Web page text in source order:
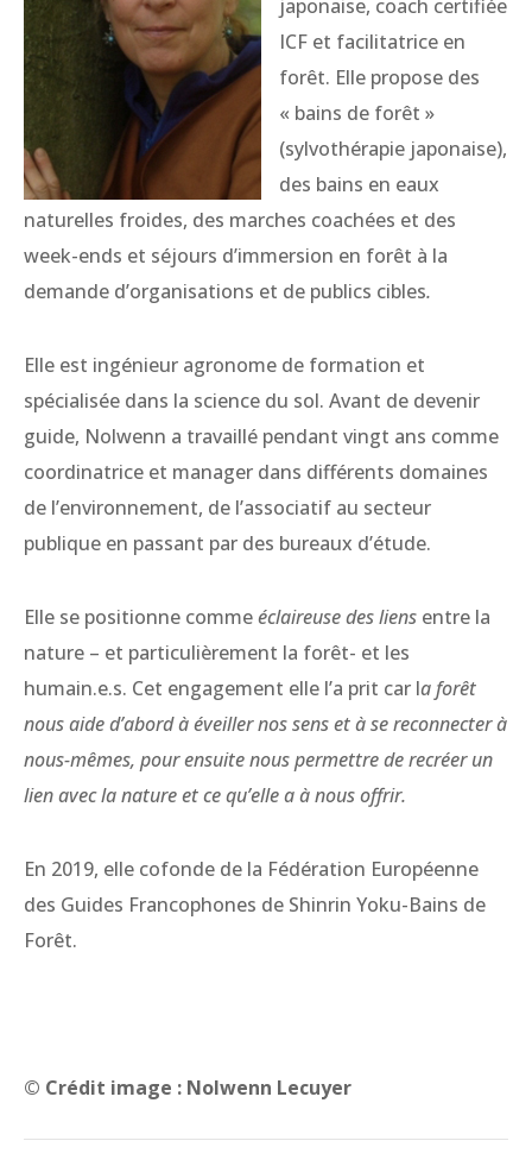
japonaise, coach certifiée
ICF et facilitatrice en
forêt. Elle propose des
« bains de forêt »
(sylvothérapie japonaise),
des bains en eaux
naturelles froides, des marches coachées et des
week-ends et séjours d’immersion en forêt à la
demande d’organisations et de publics cibles.
Elle est ingénieur agronome de formation et
spécialisée dans la science du sol. Avant de devenir
guide, Nolwenn a travaillé pendant vingt ans comme
coordinatrice et manager dans différents domaines
de l’environnement, de l’associatif au secteur
publique en passant par des bureaux d’étude.
Elle se positionne commeéclaireuse des liens entre la
nature – et particulièrement la forêt- et les
humain.e.s. Cet engagement elle l’a prit car la forêt
nous aide d’abord à éveiller nos sens et à se reconnecter à
nous-mêmes, pour ensuite nous permettre de recréer un
lien avec la nature et ce qu’elle a à nous offrir.
En 2019, elle cofonde de la Fédération Européenne
des Guides Francophones de Shinrin Yoku-Bains de
Forêt.
© Crédit image : Nolwenn Lecuyer